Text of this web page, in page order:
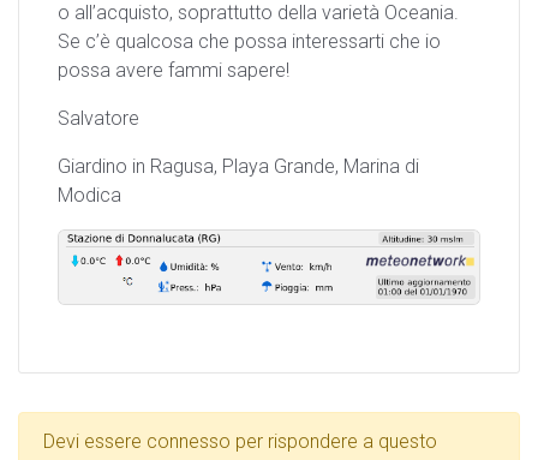
o all’acquisto, soprattutto della varietà Oceania.
Se c’è qualcosa che possa interessarti che io
possa avere fammi sapere!
Salvatore
Giardino in Ragusa, Playa Grande, Marina di
Modica
Devi essere connesso per rispondere a questo